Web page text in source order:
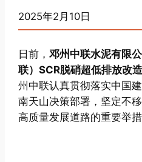
2025年2月10日
日前，邓州中联水泥有限
联）SCR脱硝超低排放改
州中联认真贯彻落实中国
南天山决策部署，坚定不
高质量发展道路的重要举措